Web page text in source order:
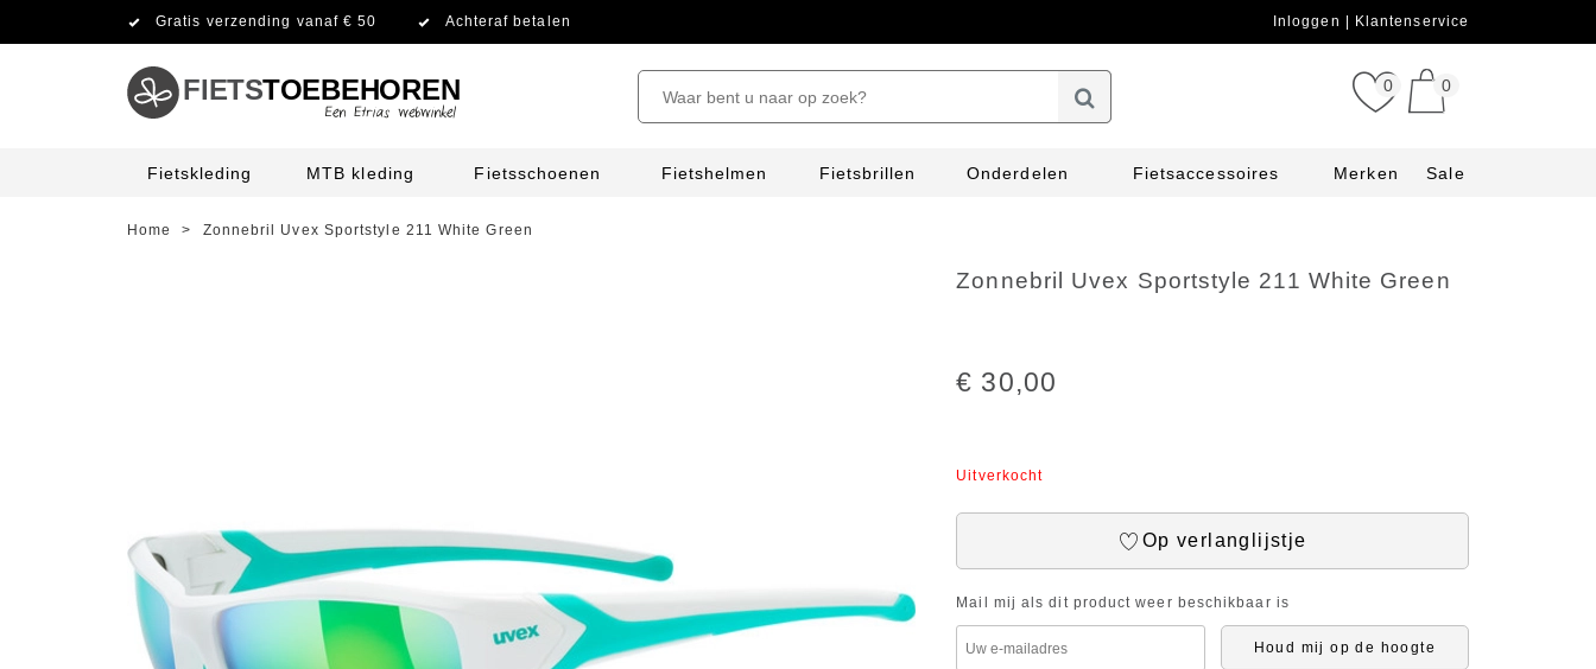
Gratis verzending vanaf € 50 Achteraf betalen Inloggen Klantenservice
FIETSTOEBEHOREN 0 0
Fietskleding MTB kleding Fietsschoenen Fietshelmen Fietsbrillen Onderdelen Fietsaccessoires Merken Sale
Home > Zonnebril Uvex Sportstyle 211 White Green
Zonnebril Uvex Sportstyle 211 White Green
€ 30,00
Uitverkocht
Op verlanglijstje
Mail mij als dit product weer beschikbaar is
Houd mij op de hoogte